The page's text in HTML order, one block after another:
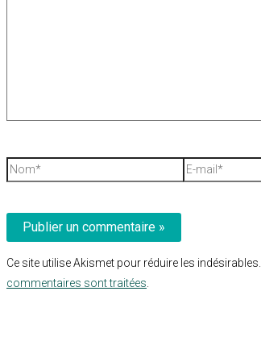
Nom*
E-
mail*
Ce site utilise Akismet pour réduire les indésirables.
commentaires sont traitées.